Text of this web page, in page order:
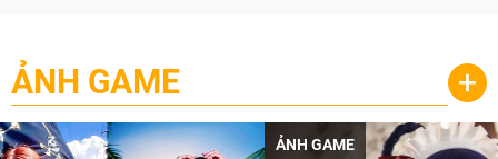
ẢNH GAME +
ẢNH GAME